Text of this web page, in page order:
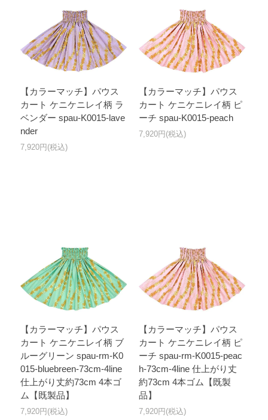
【カラーマッチ】パウス
カート ケニケニレイ柄 ラ
ベンダー spau-K0015-lave
nder
7,920円(税込)
【カラーマッチ】パウス
カート ケニケニレイ柄 ピ
ーチ spau-K0015-peach
7,920円(税込)
【カラーマッチ】パウス
カート ケニケニレイ柄 ブ
ルーグリーン spau-rm-K0
015-bluebreen-73cm-4line
仕上がり丈約73cm 4本ゴ
ム【既製品】
7,920円(税込)
【カラーマッチ】パウス
カート ケニケニレイ柄 ピ
ーチ spau-rm-K0015-peac
h-73cm-4line 仕上がり丈
約73cm 4本ゴム【既製
品】
7,920円(税込)